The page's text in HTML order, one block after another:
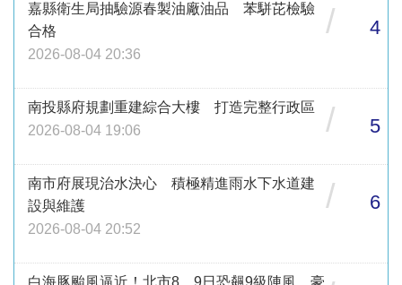
嘉縣衛生局抽驗源春製油廠油品 苯駢芘檢驗
合格
2026-08-04 20:36
/ 4
南投縣府規劃重建綜合大樓 打造完整行政區
2026-08-04 19:06
/ 5
南市府展現治水決心 積極精進雨水下水道建
設與維護
2026-08-04 20:52
/ 6